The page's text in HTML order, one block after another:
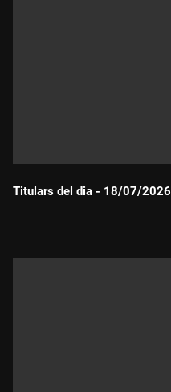
Titulars del dia - 18/07/2026